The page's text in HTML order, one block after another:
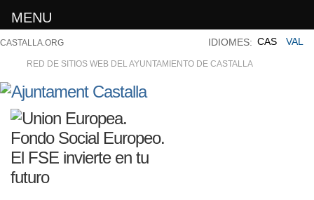
CASTALLA.ORG
RED DE SITIOS WEB DEL AYUNTAMIENTO DE CASTALLA
IDIOMES: CAS VAL
MENU